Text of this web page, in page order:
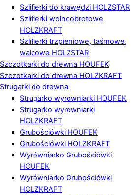
Szlifierki do krawędzi HOLZSTAR
Szlifierki wolnoobrotowe
HOLZKRAFT
Szlifierki trzpieniowe, taśmowe,
walcowe HOLZSTAR
Szczotkarki do drewna HOUFEK
Szczotkarki do drewna HOLZKRAFT
Strugarki do drewna
Strugarko wyrówniarki HOUFEK
Strugarko wyrówniarki
HOLZKRAFT
Grubościówki HOUFEK
Grubościówki HOLZKRAFT
Wyrówniarko Grubościówki
HOUFEK
Wyrówniarko Grubościówki
HOLZKRAFT